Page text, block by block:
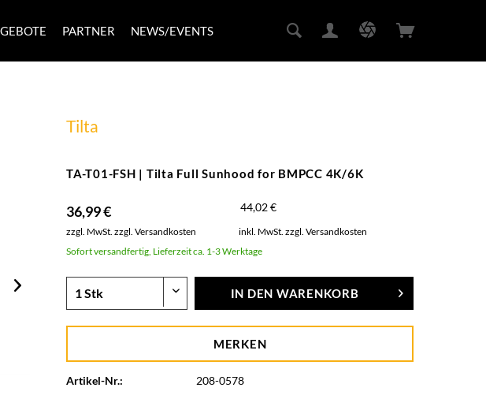
PARTNER NEWS/EVENTS
Tilta
TA-T01-FSH | Tilta Full Sunhood for BMPCC 4K/6K
36,99 € 44,02 €
zzgl. MwSt.zzgl. Versandkosten inkl. MwSt.zzgl. Versandkosten
Sofort versandfertig, Lieferzeit ca. 1-3 Werktage
IN DEN WARENKORB
MERKEN
Artikel-Nr.: 208-0578